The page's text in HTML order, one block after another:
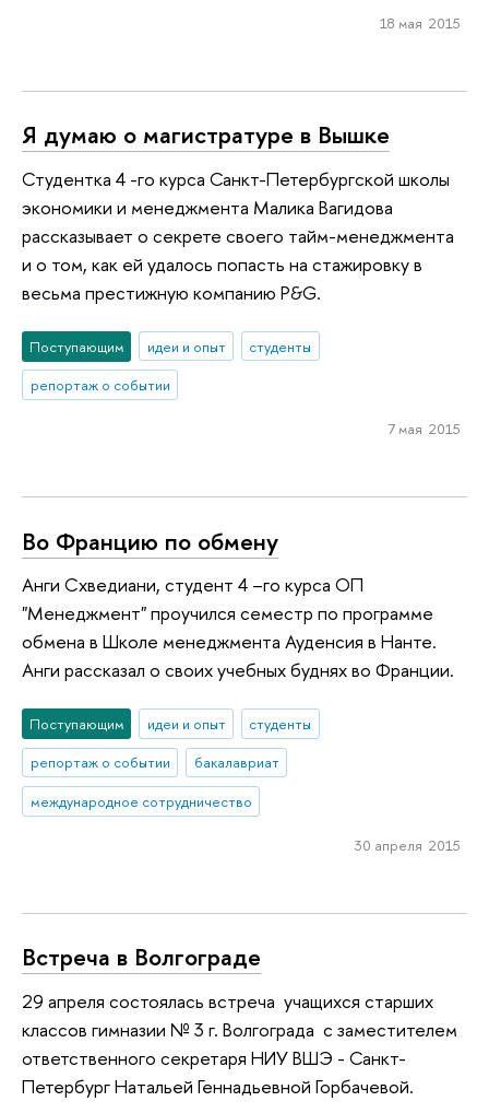
18 мая 2015
Я думаю о магистратуре в Вышке
Студентка 4 -го курса Санкт-Петербургской школы
экономики и менеджмента Малика Вагидова
рассказывает о секрете своего тайм-менеджмента
и о том, как ей удалось попасть на стажировку в
весьма престижную компанию P&G.
Поступающим идеи и опыт
студенты
репортаж о событии
7 мая 2015
Во Францию по обмену
Анги Схведиани, студент 4 –го курса ОП
"Менеджмент" проучился семестр по программе
обмена в Школе менеджмента Ауденсия в Нанте.
Анги рассказал о своих учебных буднях во Франции.
Поступающим идеи и опыт
студенты
репортаж о событии
бакалавриат
международное сотрудничество
30 апреля 2015
Встреча в Волгограде
29 апреля состоялась встреча учащихся старших
классов гимназии № 3 г. Волгограда с заместителем
ответственного секретаря НИУ ВШЭ - Санкт-
Петербург Натальей Геннадьевной Горбачевой.